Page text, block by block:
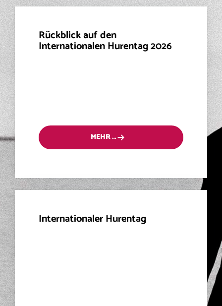
Rückblick auf den
Internationalen Hurentag 2026
MEHR …
Internationaler Hurentag